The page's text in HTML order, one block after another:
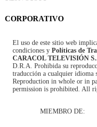
CORPORATIVO
El uso de este sitio web
condiciones y Políticas de
CARACOL TELEVISIÓN
D.R.A. Prohibida su
traducción a cualquier idioma
Reproduction in whole or in
permission is prohibited. All
MIEMBRO DE: